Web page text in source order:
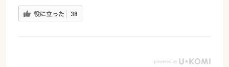
役に立った 38